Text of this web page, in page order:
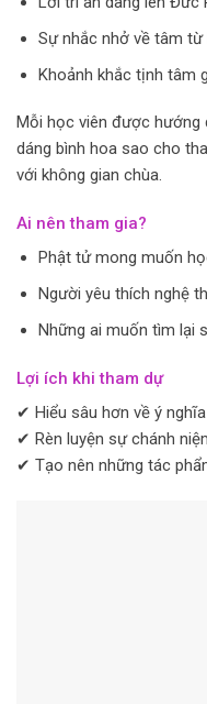
Sự nhắc nhở về tâm từ
Khoảnh khắc tịnh tâm
Mỗi học viên được hướng
dáng bình hoa sao cho
với không gian chùa.
Ai nên tham gia?
Phật tử mong muốn
Người yêu thích nghệ
Những ai muốn tìm lại
Lợi ích khi tham dự
✔ Hiểu sâu hơn về ý
✔ Rèn luyện sự chánh
✔ Tạo nên những tác